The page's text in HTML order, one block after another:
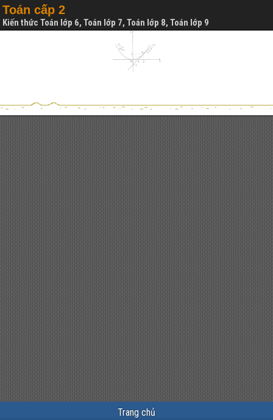
Toán cấp 2
Kiến thức Toán lớp 6, Toán lớp 7, Toán lớp 8, Toán lớp 9
Trang chủ